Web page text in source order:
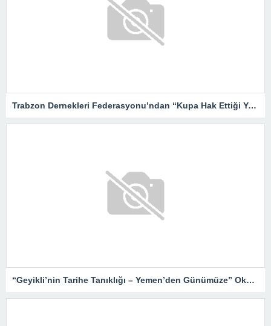
Trabzon Dernekleri Federasyonu’ndan “Kupa Hak Ettiği Yere Verilsin”
“Geyikli’nin Tarihe Tanıklığı – Yemen’den Günümüze” Okurlarıyla Buluşuyor…